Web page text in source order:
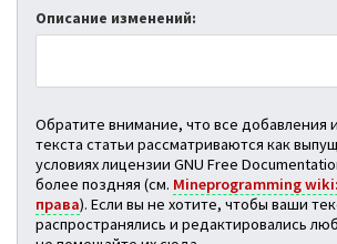
Описание изменений:
Обратите внимание, что все добавления
текста статьи рассматриваются как
условиях лицензии GNU Free
более поздняя (см. Mineprogramming
права). Если вы не хотите, чтобы ваши
распространялись и редактировались